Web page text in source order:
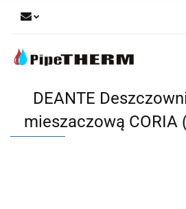
DEANTE
mieszaczową CORIA